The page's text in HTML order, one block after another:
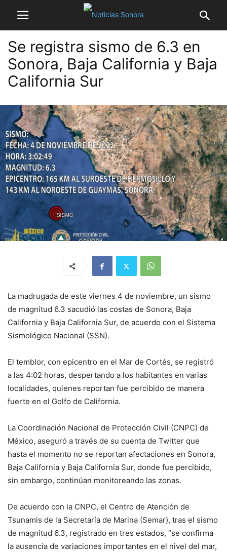
Se registra sismo de 6.3 en
Sonora, Baja California y Baja
California Sur
La madrugada de este viernes 4 de noviembre, un sismo
de magnitud 6.3 sacudió las costas de Sonora, Baja
California y Baja California Sur, de acuerdo con el Sistema
Sismológico Nacional (SSN).
El temblor, con epicentro en el Mar de Cortés, se registró
a las 4:02 horas, despertando a los habitantes en varias
localidades, quienes reportan fue percibido de manera
fuerte en el Golfo de California.
La Coordinación Nacional de Protección Civil (CNPC) de
México, aseguró a través de su cuenta de Twitter que
hasta el momento no se reportan afectaciones en Sonora,
Baja California y Baja California Sur, donde fue percibido,
sin embargo, continúan monitoreando las zonas.
De acuerdo con la CNPC, el Centro de Atención de
Tsunamis de la Secretaría de Marina (Semar), tras el sismo
de magnitud 6.3, registrado en tres estados, “se confirma
la ausencia de variaciones importantes en el nivel del mar,